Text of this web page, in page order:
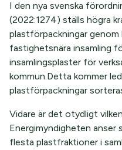
I den nya svenska
(2022:1274) ställs högra
plastförpackningar
fastighetsnära insamling
insamlingsplaster för
kommun.Detta kommer
plastförpackningar
Vidare är det otydligt
Energimyndigheten anser
flesta plastfraktioner i